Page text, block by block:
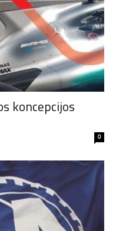
koncepcijos
0